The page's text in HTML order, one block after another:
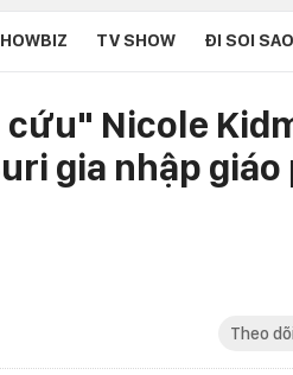
TV SHOW ĐI SOI
Nicole
gia nhập giáo
Theo